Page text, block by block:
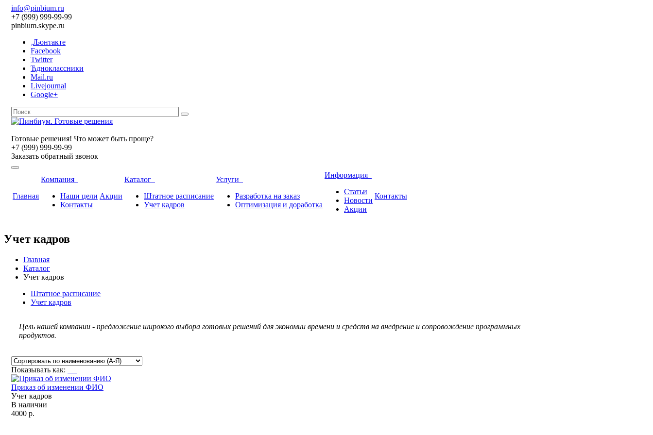
info@pinbium.ru
+7 (999) 999-99-99
pinbium.skype.ru
‚Љонтакте
Facebook
Twitter
Ћдноклассники
Mail.ru
Livejournal
Google+
Готовые решения! Что может быть проще?
+7 (999) 999-99-99
Заказать обратный звонок
Главная
Компания
Наши цели
Контакты
Акции
Каталог
Штатное расписание
Учет кадров
Услуги
Разработка на заказ
Оптимизация и доработка
Информация
Статьи
Новости
Акции
Контакты
Учет кадров
Главная
Каталог
Учет кадров
Штатное расписание
Учет кадров
Цель нашей компании - предложение широкого выбора готовых решений для экономии времени и средств на внедрение и сопровождение программных
продуктов.
Показывать как:
Приказ об изменении ФИО
Учет кадров
В наличии
4000 р.